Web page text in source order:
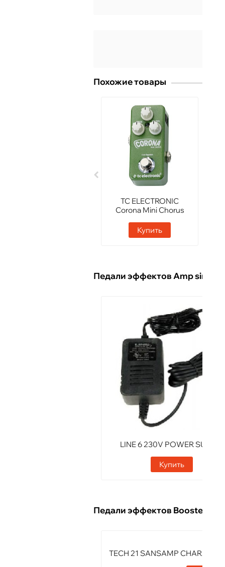
Похожие товары
TC ELECTRONIC
Corona Mini Chorus
Купить
Педали эффектов Amp
LINE 6 230V POWER SUPPLY
Купить
Педали эффектов Booster
TECH 21 SANSAMP